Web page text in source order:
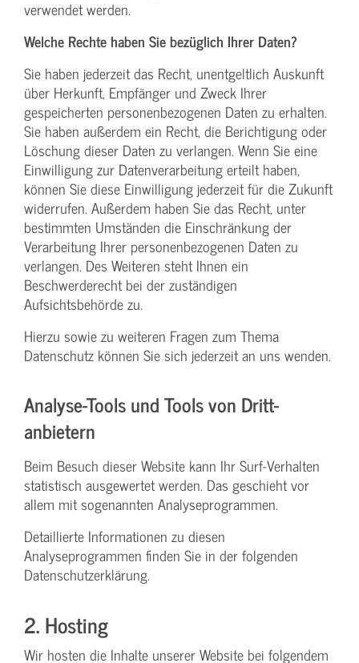
verwendet werden.
Welche Rechte haben Sie bezüglich Ihrer Daten?
Sie haben jederzeit das Recht, unentgeltlich Auskunft
über Herkunft, Empfänger und Zweck Ihrer
gespeicherten personenbezogenen Daten zu erhalten.
Sie haben außerdem ein Recht, die Berichtigung oder
Löschung dieser Daten zu verlangen. Wenn Sie eine
Einwilligung zur Datenverarbeitung erteilt haben,
können Sie diese Einwilligung jederzeit für die Zukunft
widerrufen. Außerdem haben Sie das Recht, unter
bestimmten Umständen die Einschränkung der
Verarbeitung Ihrer personenbezogenen Daten zu
verlangen. Des Weiteren steht Ihnen ein
Beschwerderecht bei der zuständigen
Aufsichtsbehörde zu.
Hierzu sowie zu weiteren Fragen zum Thema
Datenschutz können Sie sich jederzeit an uns wenden.
Analyse-Tools und Tools von Dritt­
anbietern
Beim Besuch dieser Website kann Ihr Surf-Verhalten
statistisch ausgewertet werden. Das geschieht vor
allem mit sogenannten Analyseprogrammen.
Detaillierte Informationen zu diesen
Analyseprogrammen finden Sie in der folgenden
Datenschutzerklärung.
2. Hosting
Wir hosten die Inhalte unserer Website bei folgendem